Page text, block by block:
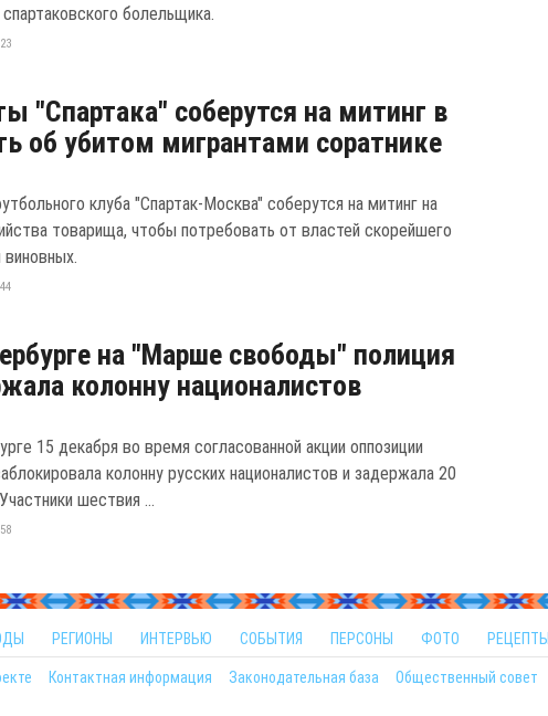
болельщика.
"Спартака" соберутся на митинг в
об убитом мигрантами соратнике
клуба "Спартак-Москва" соберутся на митинг на
товарища, чтобы потребовать от властей скорейшего
виновных.
на "Марше свободы" полиция
колонну националистов
15 декабря во время согласованной акции оппозиции
колонну русских националистов и задержала 20
шествия ...
РЕГИОНЫ ИНТЕРВЬЮ СОБЫТИЯ ПЕРСОНЫ ФОТО РЕЦЕПТЫ
Контактная информация Законодательная база Общественный совет